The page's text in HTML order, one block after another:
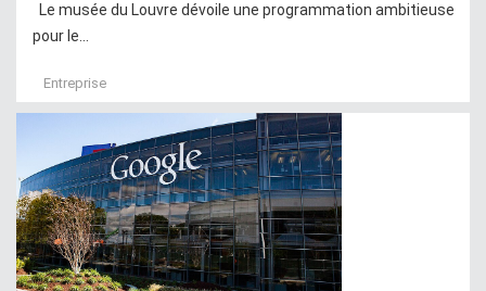
Le musée du Louvre dévoile une programmation ambitieuse
pour le...
Entreprise